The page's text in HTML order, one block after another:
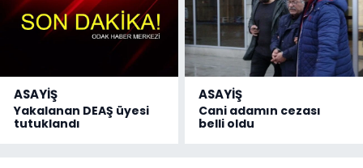
ASAYİŞ
Yakalanan DEAŞ üyesi
tutuklandı
ASAYİŞ
Cani adamın cezası
belli oldu